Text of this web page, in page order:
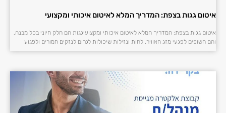
איטום גגות בצפת: המדריך המלא לאיטום איכותי ומקצועי
איטום גגות בצפת: המדריך המלא לאיטום איכותי ומקצועיגגות הם חלק חיוני בכל מבנה,
והם חשופים לפגעי מזג האוויר, לחות ונזילות שיכולות לגרום לנזקים חמורים ולפגוע